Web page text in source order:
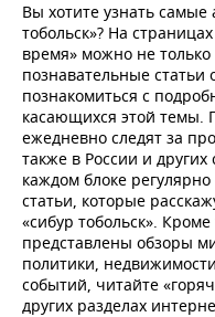
Вы хотите узнать самые
тобольск»? На
время» можно не
познавательные статьи
познакомиться с
касающихся этой темы.
ежедневно следят за
также в России и
каждом блоке
статьи, которые
«сибур тобольск».
представлены обзоры
политики,
событий, читайте
других разделах